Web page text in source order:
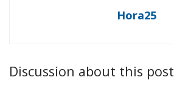
Hora25
Discussion about this post